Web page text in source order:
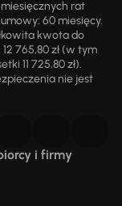
rat
60 miesięcy.
kwota do
765,80 zł (w tym
11 725,80 zł).
nie jest
i firmy